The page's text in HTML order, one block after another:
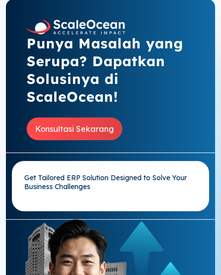
Punya Masalah yang
Serupa? Dapatkan
Solusinya di
ScaleOcean!
Konsultasi Sekarang
Get Tailored ERP Solution Designed to Solve Your
Business Challenges